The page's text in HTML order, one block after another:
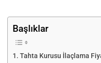
Başlıklar
Tahta Kurusu İlaçlama